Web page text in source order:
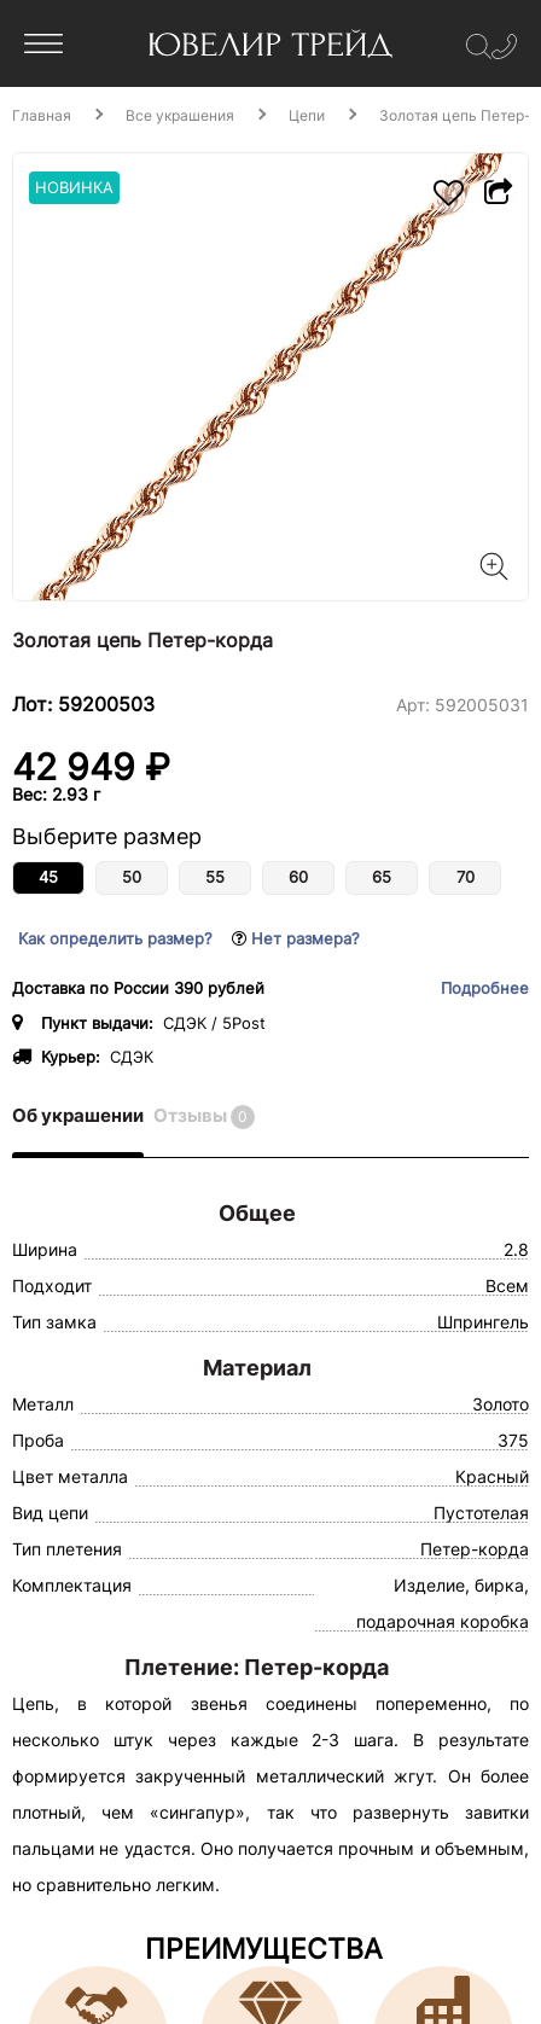
Главная Все украшения Цепи Золотая цепь Петер-
НОВИНКА
Золотая цепь Петер-корда
Лот: 59200503 Арт: 592005031
42 949 ₽
Вес: 2.93 г
Выберите размер
45 50 55 60 65 70
Как определить размер? Нет размера?
Доставка по России 390 рублей
Подробнее
Пункт выдачи: СДЭК / 5Post
Курьер: СДЭК
Об украшении Отзывы 0
Общее
Ширина
2.8
Подходит
Всем
Тип замка
Шпрингель
Материал
Металл
Золото
Проба
375
Цвет металла
Красный
Вид цепи
Пустотелая
Тип плетения
Петер-корда
Комплектация
Изделие, бирка,
подарочная коробка
Плетение: Петер-корда
Цепь, в которой звенья соединены попеременно, по
несколько штук через каждые 2-3 шага. В результате
формируется закрученный металлический жгут. Он более
плотный, чем «сингапур», так что развернуть завитки
пальцами не удастся. Оно получается прочным и объемным,
но сравнительно легким.
ПРЕИМУЩЕСТВА